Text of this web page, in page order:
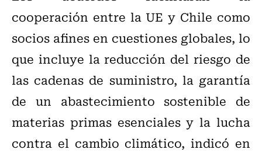
cooperación entre la UE y Chile como
socios afines en cuestiones globales, lo
que incluye la reducción del riesgo de
las cadenas de suministro, la garantía
de un abastecimiento sostenible de
materias primas esenciales y la lucha
contra el cambio climático, indicó en